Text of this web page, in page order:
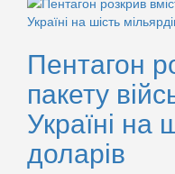
Пентагон
пакету
Україні на
доларів